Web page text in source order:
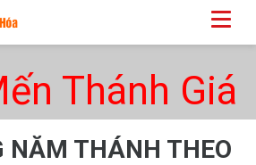
Thánh Giá
NĂM THÁNH THEO